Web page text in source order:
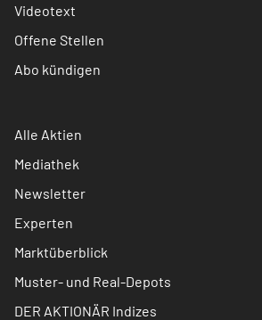
Videotext
Offene Stellen
Abo kündigen
Alle Aktien
Mediathek
Newsletter
Experten
Marktüberblick
Muster- und Real-Depots
DER AKTIONÄR Indizes